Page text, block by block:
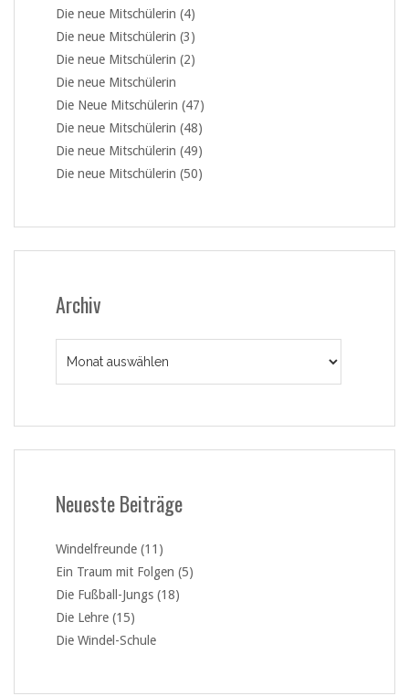
Die neue Mitschülerin (4)
Die neue Mitschülerin (3)
Die neue Mitschülerin (2)
Die neue Mitschülerin
Die Neue Mitschülerin (47)
Die neue Mitschülerin (48)
Die neue Mitschülerin (49)
Die neue Mitschülerin (50)
Archiv
Neueste Beiträge
Windelfreunde (11)
Ein Traum mit Folgen (5)
Die Fußball-Jungs (18)
Die Lehre (15)
Die Windel-Schule